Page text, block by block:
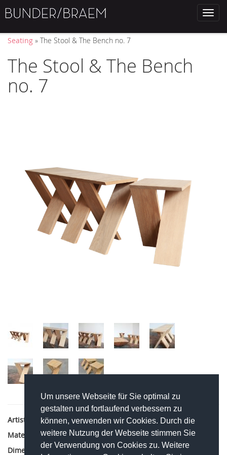
Um unsere Webseite für Sie optimal zu
gestalten und fortlaufend verbessern zu
können, verwenden wir Cookies. Durch die
weitere Nutzung der Webseite stimmen Sie
der Verwendung von Cookies zu. Weitere
Toggle
Seating » The Stool & The Bench no. 7
The Stool & The Bench
no. 7
Artist:
Kaspar Hamacher
Material:
oak
Dimensions:90 x 30 x 45 cm Length in the multiple of 30 cm